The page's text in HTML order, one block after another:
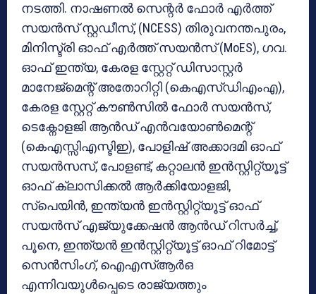
നടത്തി. നാഷണൽ സെന്റർ ഫോർ എർത്ത്
സയൻസ് സ്റ്റഡീസ്, (NCESS) തിരുവനന്തപുരം,
മിനിസ്ട്രി ഓഫ് എർത്ത് സയൻസ് (MoES), ഗവ.
ഓഫ് ഇന്ത്യ, കേരള സ്റ്റേറ്റ് ഡിസാസ്റ്റർ
മാനേജ്മെന്റ് അതോറിറ്റി (കെഎസ്ഡിഎംഎ),
കേരള സ്റ്റേറ്റ് കൗൺസിൽ ഫോർ സയൻസ്,
ടെക്നോളജി ആൻഡ് എൻവയോൺമെന്റ്
(കെഎസ്സിഎസ്ടിഇ), പോളിഷ് അക്കാദമി ഓഫ്
സയൻസസ്, പോളണ്ട്, കറ്റാലൻ ഇൻസ്റ്റിറ്റ്യൂട്ട്
ഓഫ് ക്ലാസിക്കൽ ആർക്കിയോളജി,
സ്പെയിൻ, ഇന്ത്യൻ ഇൻസ്റ്റിറ്റ്യൂട്ട് ഓഫ്
സയൻസ് എജ്യുക്കേഷൻ ആൻഡ് റിസർച്ച്,
പൂനെ, ഇന്ത്യൻ ഇൻസ്റ്റിറ്റ്യൂട്ട് ഓഫ് റിമോട്ട്
സെൻസിംഗ്, ഐഎസ്ആർഒ
എന്നിവയുൾപ്പെടെ രാജ്യത്തും